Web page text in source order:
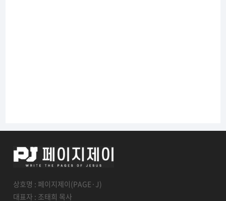
상호명 : 페이지제이(PAGE·J)
대표자 : 조태희 목사